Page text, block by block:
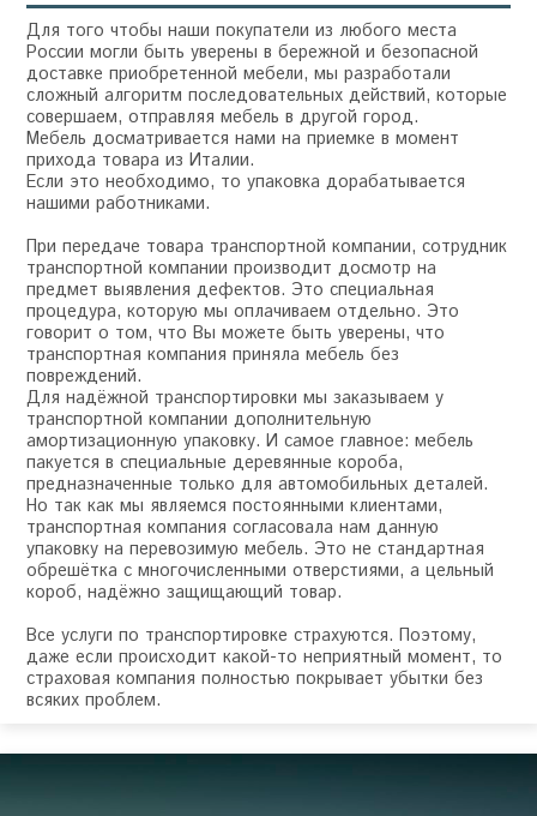
Для того чтобы наши покупатели из любого места
России могли быть уверены в бережной и безопасной
доставке приобретенной мебели, мы разработали
сложный алгоритм последовательных действий, которые
совершаем, отправляя мебель в другой город.
Мебель досматривается нами на приемке в момент
прихода товара из Италии.
Если это необходимо, то упаковка дорабатывается
нашими работниками.
При передаче товара транспортной компании, сотрудник
транспортной компании производит досмотр на
предмет выявления дефектов. Это специальная
процедура, которую мы оплачиваем отдельно. Это
говорит о том, что Вы можете быть уверены, что
транспортная компания приняла мебель без
повреждений.
Для надёжной транспортировки мы заказываем у
транспортной компании дополнительную
амортизационную упаковку. И самое главное: мебель
пакуется в специальные деревянные короба,
предназначенные только для автомобильных деталей.
Но так как мы являемся постоянными клиентами,
транспортная компания согласовала нам данную
упаковку на перевозимую мебель. Это не стандартная
обрешётка с многочисленными отверстиями, а цельный
короб, надёжно защищающий товар.
Все услуги по транспортировке страхуются. Поэтому,
даже если происходит какой-то неприятный момент, то
страховая компания полностью покрывает убытки без
всяких проблем.